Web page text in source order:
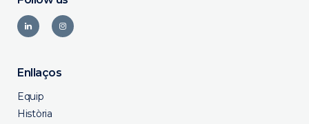
Enllaços
Equip
Història